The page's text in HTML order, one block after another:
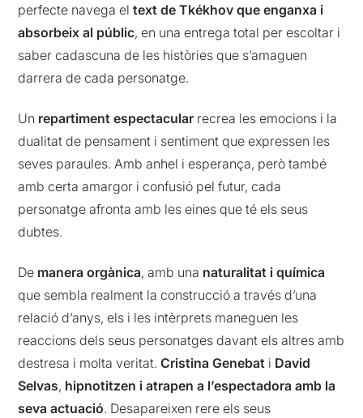
perfecte navega eltext de Tkékhov que enganxa i
absorbeix al públic, en una entrega total per escoltar i
saber cadascuna de les històries que s’amaguen
darrera de cada personatge.
Un repartiment espectacular recrea les emocions i la
dualitat de pensament i sentiment que expressen les
seves paraules. Amb anhel i esperança, però també
amb certa amargor i confusió pel futur, cada
personatge afronta amb les eines que té els seus
dubtes.
De manera orgànica, amb una naturalitat i química
que sembla realment la construcció a través d’una
relació d’anys, els i les intèrprets maneguen les
reaccions dels seus personatges davant els altres amb
destresa i molta veritat.Cristina Genebat i David
Selvas, hipnotitzen i atrapen a l’espectadora amb la
seva actuació. Desapareixen rere els seus